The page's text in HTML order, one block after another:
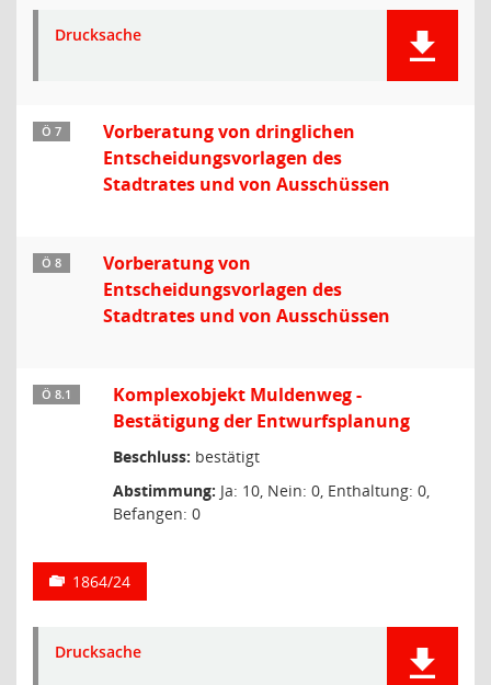
Drucksache
Ö 7
Vorberatung von dringlichen
Entscheidungsvorlagen des
Stadtrates und von Ausschüssen
Ö 8
Vorberatung von
Entscheidungsvorlagen des
Stadtrates und von Ausschüssen
Ö 8.1
Komplexobjekt Muldenweg -
Bestätigung der Entwurfsplanung
Beschluss: bestätigt
Abstimmung: Ja: 10, Nein: 0, Enthaltung: 0,
Befangen: 0
1864/24
Drucksache